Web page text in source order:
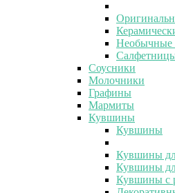
Необычные
Соусники
Молочники
Графины
Мармиты
Кувшины
Кувшины
Кувшины
Кувшины
Кувшины с